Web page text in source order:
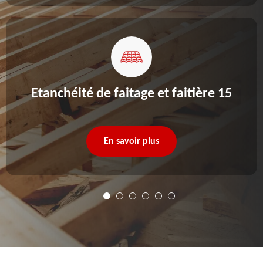
Etanchéité de faitage et faitière 15
En savoir plus